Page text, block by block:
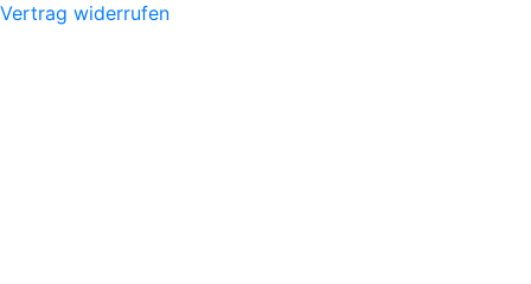
Vertrag widerrufen